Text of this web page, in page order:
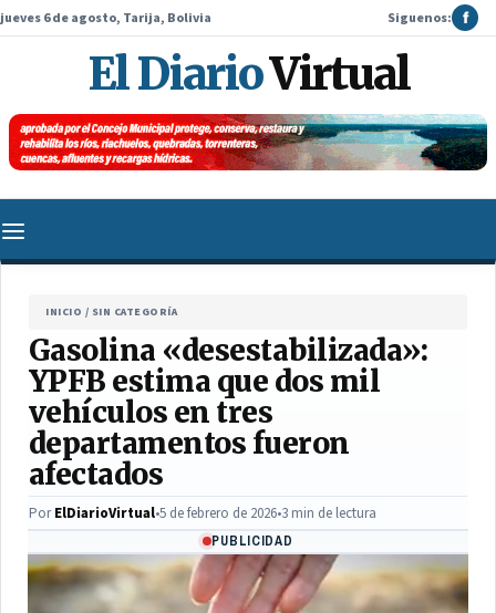
jueves 6 de agosto, Tarija, Bolivia Siguenos: f
El DiarioVirtual
INICIO / SIN CATEGORÍA
Gasolina «desestabilizada»:
YPFB estima que dos mil
vehículos en tres
departamentos fueron
afectados
PorElDiarioVirtual•5 de febrero de 2026•3 min de lectura
PUBLICIDAD